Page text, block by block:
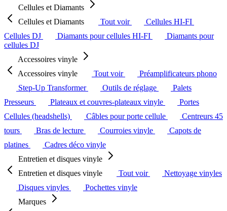
Cellules et Diamants
Cellules et Diamants
Tout voir
Cellules HI-FI
Cellules DJ
Diamants pour cellules HI-FI
Diamants pour
cellules DJ
Accessoires vinyle
Accessoires vinyle
Tout voir
Préamplificateurs phono
Step-Up Transformer
Outils de réglage
Palets
Presseurs
Plateaux et couvres-plateaux vinyle
Portes
Cellules (headshells)
Câbles pour porte cellule
Centreurs 45
tours
Bras de lecture Courroies vinyle
Capots de
platines
Cadres déco vinyle
Entretien et disques vinyle
Entretien et disques vinyle
Tout voir
Nettoyage vinyles
Disques vinyles
Pochettes vinyle
Marques